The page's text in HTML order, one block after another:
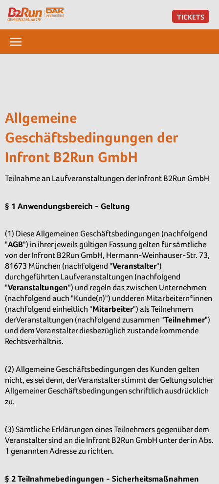
TICKETS
Allgemeine
Geschäftsbedingungen der
Infront B2Run GmbH
Teilnahme an Laufveranstaltungen der Infront B2Run GmbH
§ 1 Anwendungsbereich - Geltung
(1) Diese Allgemeinen Geschäftsbedingungen (nachfolgend
"AGB") in ihrer jeweils gültigen Fassung gelten für sämtliche
von der Infront B2Run GmbH, Hermann-Weinhauser-Str. 73,
81673 München (nachfolgend "Veranstalter")
durchgeführten Laufveranstaltungen (nachfolgend
"Veranstaltungen") und regeln das zwischen Unternehmen
(nachfolgend auch "Kunde(n)") undderen Mitarbeitern*innen
(nachfolgend einheitlich "Mitarbeiter") als Teilnehmern
derVeranstaltungen (nachfolgend zusammen "Teilnehmer")
und dem Veranstalter diesbezüglich zustande kommende
Rechtsverhältnis.
(2) Allgemeine Geschäftsbedingungen des Kunden gelten
nicht, es sei denn, der Veranstalter stimmt der Geltung solcher
Allgemeiner Geschäftsbedingungen schriftlich ausdrücklich
zu.
(3) Sämtliche Erklärungen eines Teilnehmers gegenüber dem
Veranstalter sind an die Infront B2Run GmbH unter der in Abs.
1 genannten Adresse zu richten.
§ 2 Teilnahmebedingungen - Sicherheitsmaßnahmen